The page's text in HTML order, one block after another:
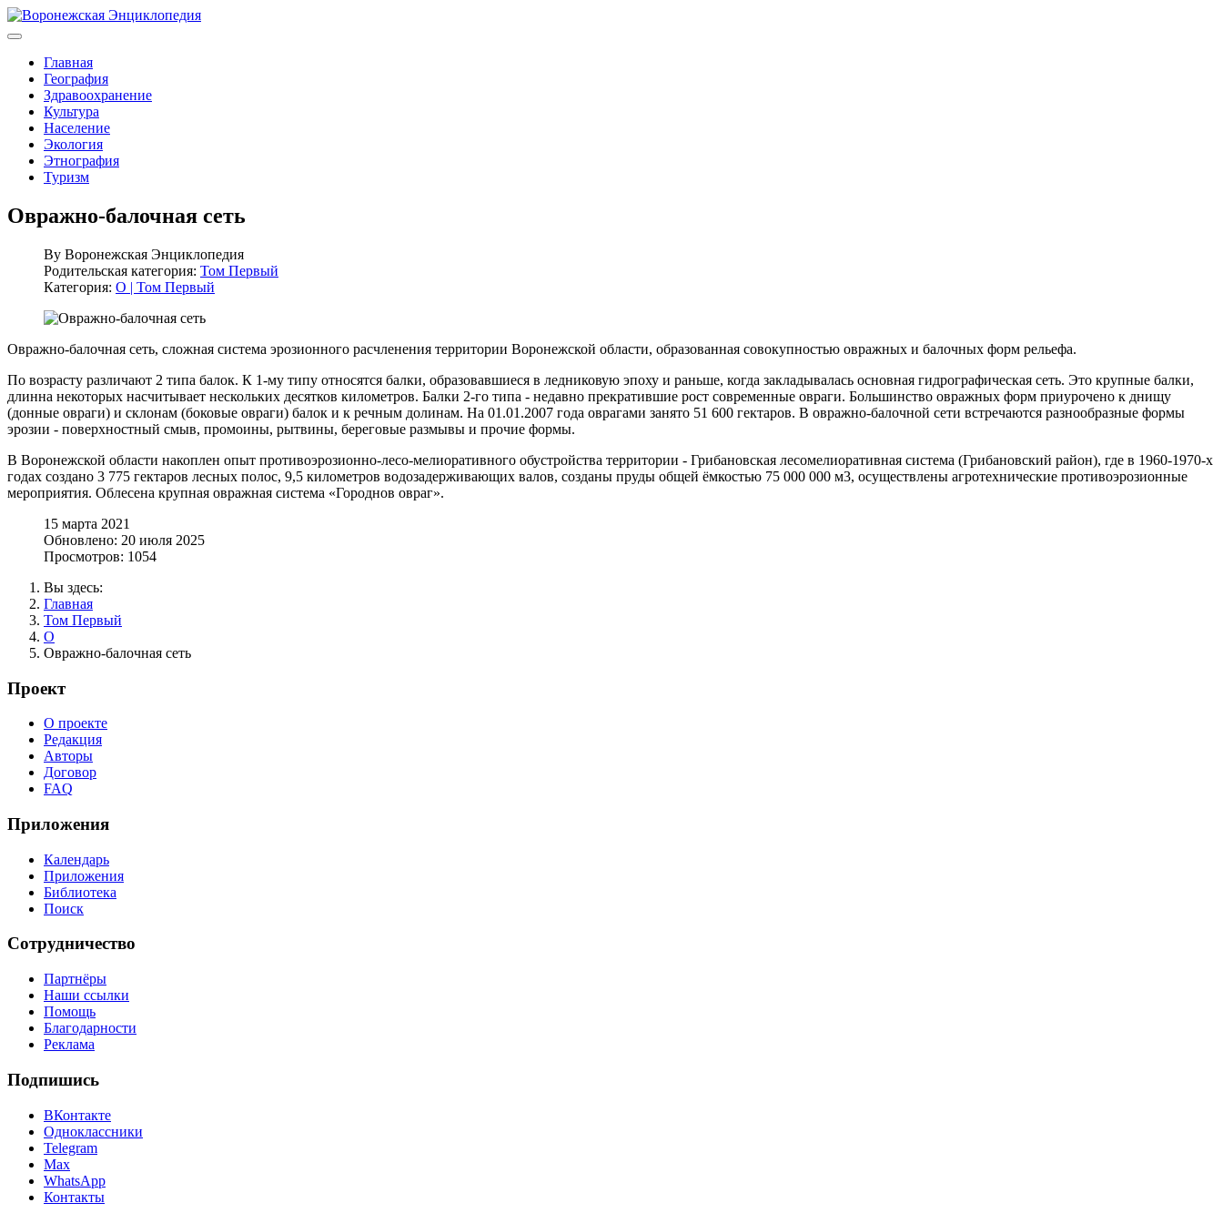
Главная
География
Здравоохранение
Культура
Население
Экология
Этнография
Туризм
Овражно-балочная сеть
By Воронежская Энциклопедия
Родительская категория: Том Первый
Категория: О | Том Первый
Овражно-балочная сеть, сложная система эрозионного расчленения территории Воронежской области, образованная совокупностью овражных и балочных форм рельефа.
По возрасту различают 2 типа балок. К 1-му типу относятся балки, образовавшиеся в ледниковую эпоху и раньше, когда закладывалась основная гидрографическая сеть. Это крупные балки,
длинна некоторых насчитывает нескольких десятков километров. Балки 2-го типа - недавно прекратившие рост современные овраги. Большинство овражных форм приурочено к днищу
(донные овраги) и склонам (боковые овраги) балок и к речным долинам. На 01.01.2007 года оврагами занято 51 600 гектаров. В овражно-балочной сети встречаются разнообразные формы
эрозии - поверхностный смыв, промоины, рытвины, береговые размывы и прочие формы.
В Воронежской области накоплен опыт противоэрозионно-лесо-мелиоративного обустройства территории - Грибановская лесомелиоративная система (Грибановский район), где в 1960-1970-х
годах создано 3 775 гектаров лесных полос, 9,5 километров водозадерживающих валов, созданы пруды общей ёмкостью 75 000 000 м3, осуществлены агротехнические противоэрозионные
мероприятия. Облесена крупная овражная система «Городнов овраг».
15 марта 2021
Обновлено: 20 июля 2025
Просмотров: 1054
Вы здесь:
Главная
Том Первый
О
Овражно-балочная сеть
Проект
О проекте
Редакция
Авторы
Договор
FAQ
Приложения
Календарь
Приложения
Библиотека
Поиск
Сотрудничество
Партнёры
Наши ссылки
Помощь
Благодарности
Реклама
Подпишись
ВКонтакте
Одноклассники
Telegram
Max
WhatsApp
Контакты